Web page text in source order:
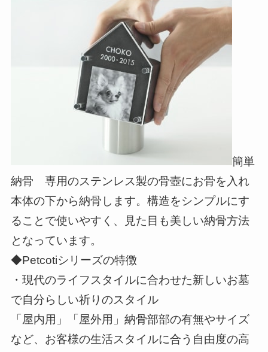
簡単
納骨 専用のステンレス製の骨壺にお骨を入れ
本体の下から納骨します。構造をシンプルにす
ることで使いやすく、見た目も美しい納骨方法
となっています。
◆Petcotiシリーズの特徴
・現代のライフスタイルに合わせた新しいお墓
で自分らしい祈りのスタイル
「屋内用」「屋外用」納骨部部の有無やサイズ
など、お客様の生活スタイルに合う自由度の高